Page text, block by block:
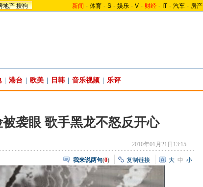
地产 搜狗 新闻 - 体育 - S - 娱乐 - V - 财经 - IT - 汽车 - 房产
港台 欧美 日韩 音乐视频 乐评
袭眼 歌手黑龙不怒反开心
2010年01月21日13:15
我来说两句(0) 复制链接 大 中 小